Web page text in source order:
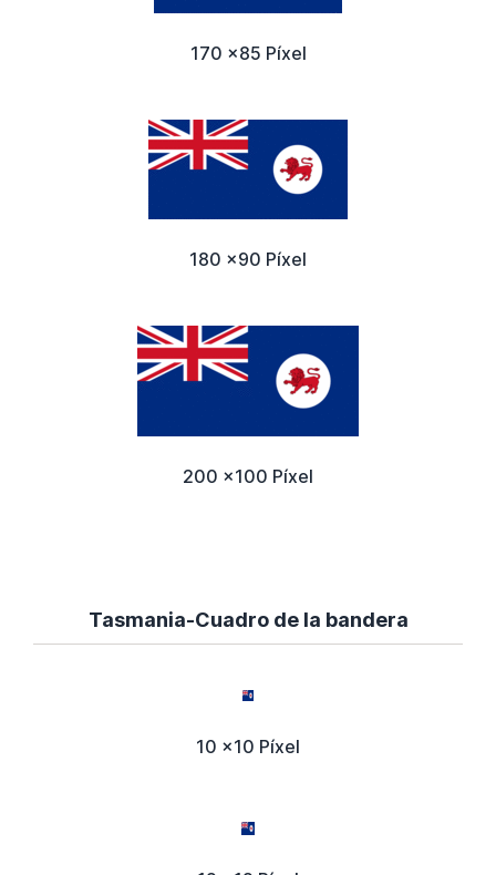
170 x85 Píxel
180 x90 Píxel
200 x100 Píxel
Tasmania-Cuadro de la bandera
10 x10 Píxel